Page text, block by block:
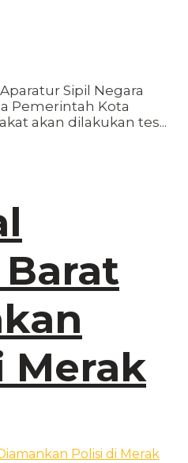
Sipil Negara
Pemerintah Kota
akan dilakukan tes...
Merak